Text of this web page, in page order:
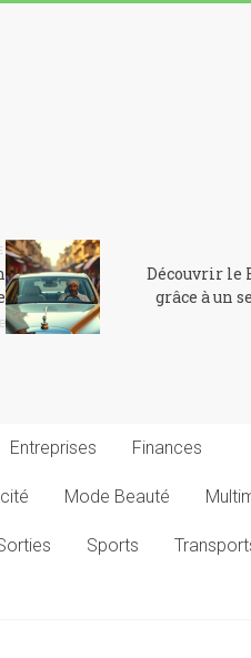
Découvrir le
grâce à un
Entreprises Finances
Mode Beauté
Sports